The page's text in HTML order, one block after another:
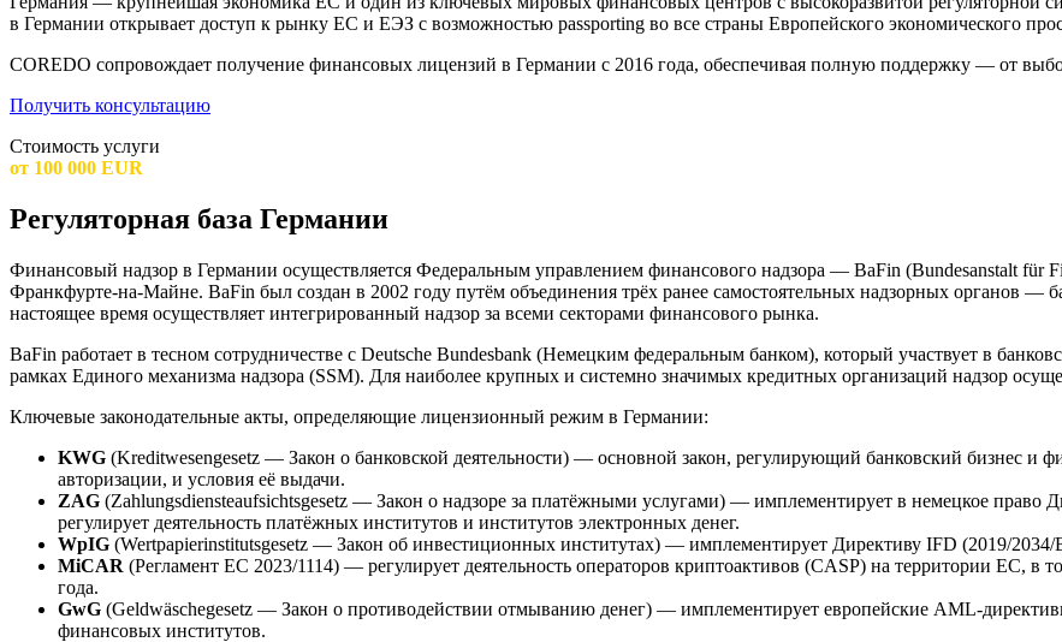
в Германии открывает доступ к рынку ЕС и ЕЭЗ с возможностью passporting во все страны Европейского экономического
COREDO сопровождает получение финансовых лицензий в Германии с 2016 года, обеспечивая полную поддержку — от
Получить консультацию
Стоимость услуги
от 100 000 EUR
Регуляторная база Германии
Финансовый надзор в Германии осуществляется Федеральным управлением финансового надзора — BaFin (Bundesanstalt für
Франкфурте-на-Майне. BaFin был создан в 2002 году путём объединения трёх ранее самостоятельных надзорных органов —
настоящее время осуществляет интегрированный надзор за всеми секторами финансового рынка.
BaFin работает в тесном сотрудничестве с Deutsche Bundesbank (Немецким федеральным банком), который участвует в
рамках Единого механизма надзора (SSM). Для наиболее крупных и системно значимых кредитных организаций надзор
Ключевые законодательные акты, определяющие лицензионный режим в Германии:
KWG (Kreditwesengesetz — Закон о банковской деятельности) — основной закон, регулирующий банковский бизнес и
авторизации, и условия её выдачи.
ZAG (Zahlungsdiensteaufsichtsgesetz — Закон о надзоре за платёжными услугами) — имплементирует в немецкое
регулирует деятельность платёжных институтов и институтов электронных денег.
WpIG (Wertpapierinstitutsgesetz — Закон об инвестиционных институтах) — имплементирует Директиву IFD (2019/
MiCAR (Регламент ЕС 2023/1114) — регулирует деятельность операторов криптоактивов (CASP) на территории ЕС,
года.
GwG (Geldwäschegesetz — Закон о противодействии отмыванию денег) — имплементирует европейские AML-
финансовых институтов.